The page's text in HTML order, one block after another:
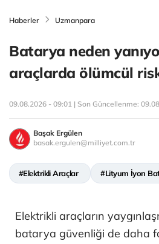
Haberler Uzmanpara
Batarya neden
araçlarda ölümcül
09.08.2026 - 09:01 | Son Güncellenme:
Başak Ergülen
basak.ergulen@milliyet.com.tr
#Elektrikli Araçlar #Lityum İyon
Elektrikli araçların
batarya güvenliği de daha